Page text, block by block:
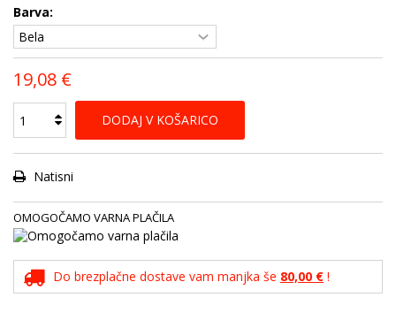
Barva:
19,08 €
DODAJ V KOŠARICO
Natisni
OMOGOČAMO VARNA PLAČILA
Do brezplačne dostave vam manjka še 80,00 € !